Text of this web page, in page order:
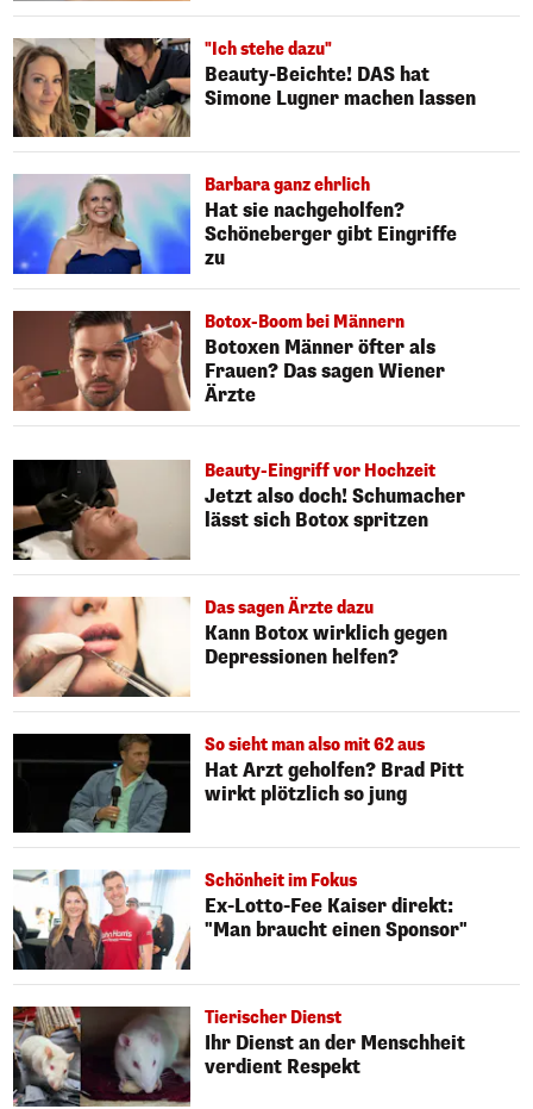
"Ich stehe dazu"
Beauty-Beichte! DAS hat
Simone Lugner machen lassen
Barbara ganz ehrlich
Hat sie nachgeholfen?
Schöneberger gibt Eingriffe
zu
Botox-Boom bei Männern
Botoxen Männer öfter als
Frauen? Das sagen Wiener
Ärzte
Beauty-Eingriff vor Hochzeit
Jetzt also doch! Schumacher
lässt sich Botox spritzen
Das sagen Ärzte dazu
Kann Botox wirklich gegen
Depressionen helfen?
So sieht man also mit 62 aus
Hat Arzt geholfen? Brad Pitt
wirkt plötzlich so jung
Schönheit im Fokus
Ex-Lotto-Fee Kaiser direkt:
"Man braucht einen Sponsor"
Tierischer Dienst
Ihr Dienst an der Menschheit
verdient Respekt